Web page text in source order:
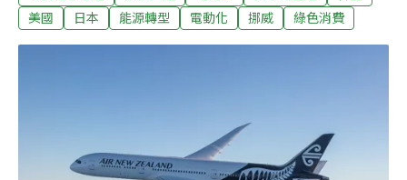
業是莫大喜訊。但是，象徵高科技的電動車產業，在技術
2023年第四季對電動車產業是非常豐碩的一年，全球登記
銷量共達300萬輛車，《彭博社》持續追蹤的31個國家
中，總計占了新購車輛市場的14.5%，按照統計報表，可
美國
日本 能源轉型 電動化 挪威 綠色消費